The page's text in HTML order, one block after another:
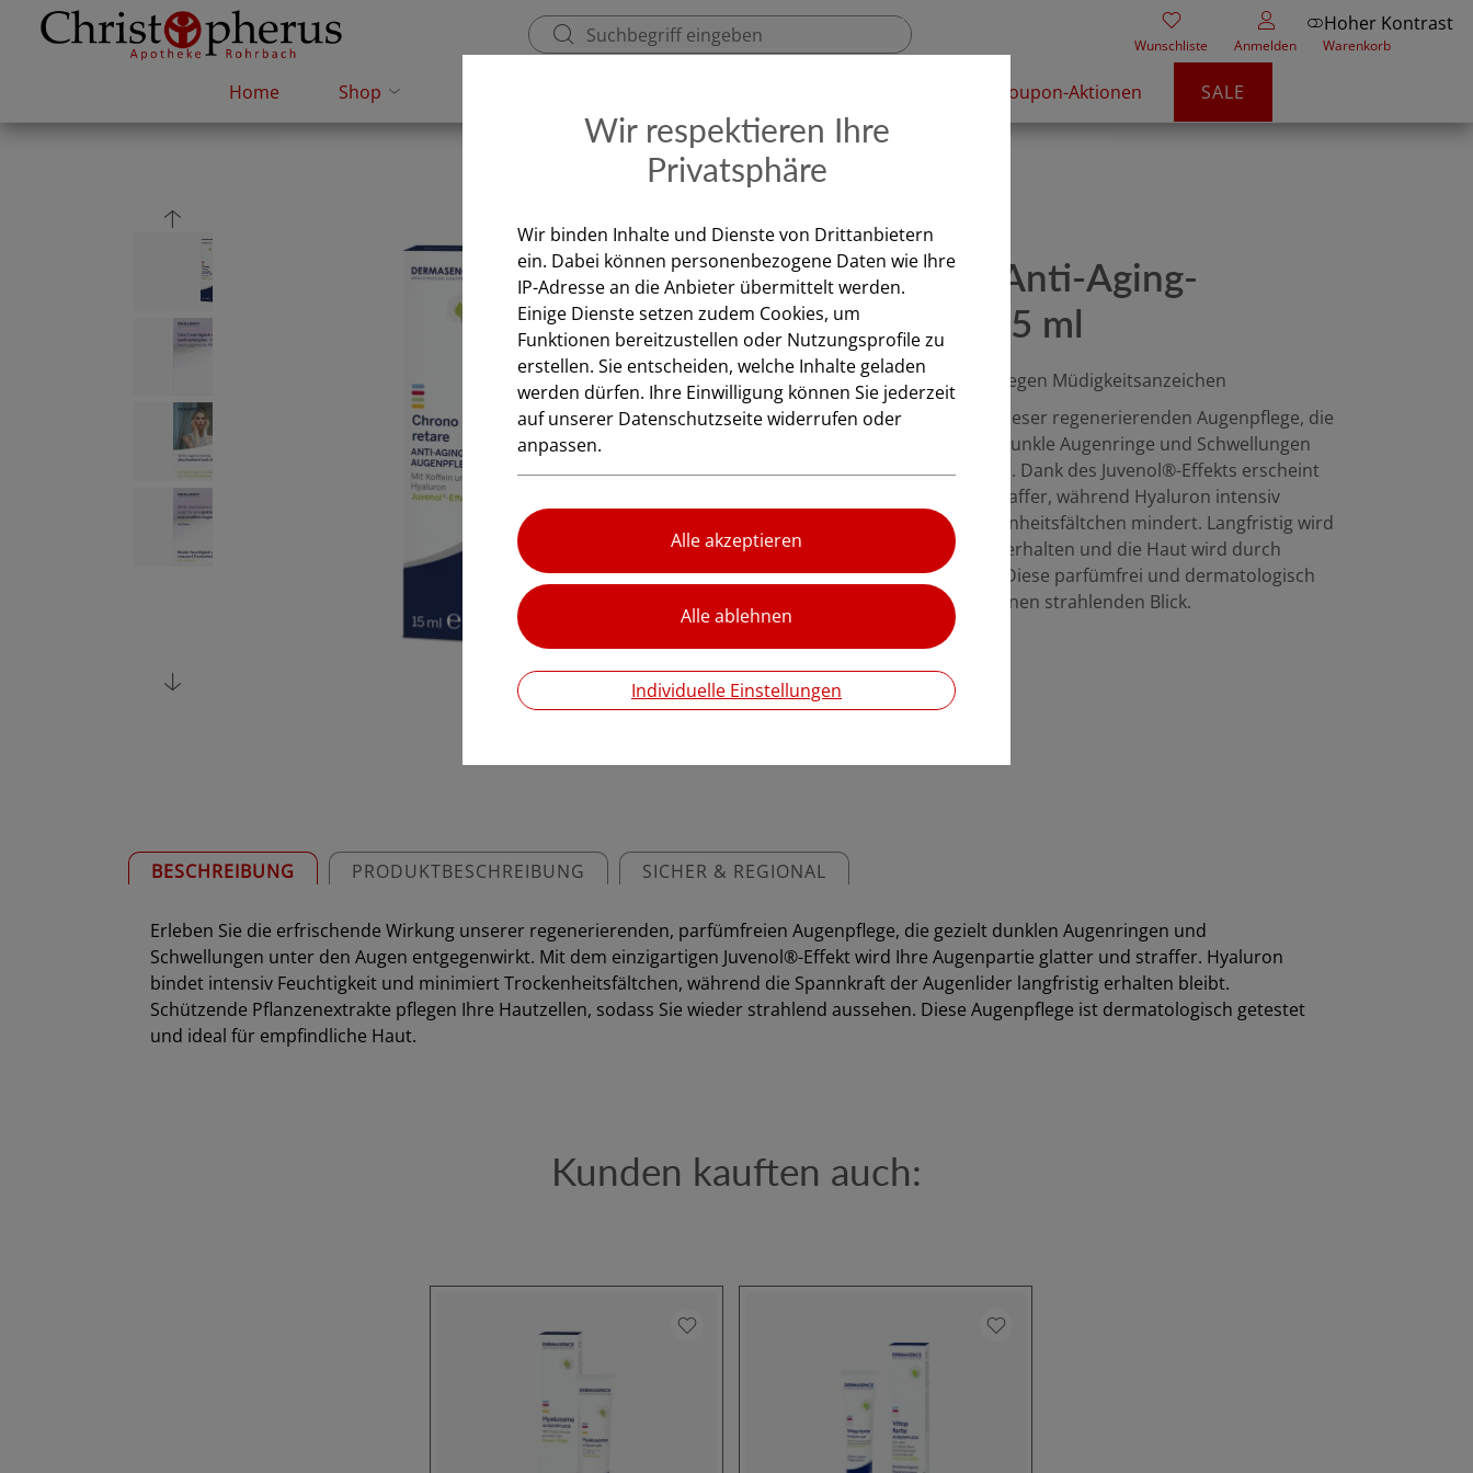
Hoher Kontrast
Wunschliste Anmelden Warenkorb
Home Shop Coupon-Aktionen SALE
Chrono retare Anti-Aging-
Augenpflege, 15 ml
Regenerierende Augenpflege gegen Müdigkeitsanzeichen
Erfrischen Sie Ihre Augen mit dieser regenerierenden Augenpflege, die
speziell entwickelt wurde, um dunkle Augenringe und Schwellungen
unter den Augen zu reduzieren. Dank des Juvenol®-Effekts erscheint
die Augenpartie glatter und straffer, während Hyaluron intensiv
Feuchtigkeit bindet und Trockenheitsfältchen mindert. Langfristig wird
die Spannkraft der Augenlider erhalten und die Haut wird durch
pflanzliche Extrakte geschont. Diese parfümfrei und dermatologisch
getestete Formel ist ideal für einen strahlenden Blick.
€ 186,67/ 100 ml
Preis inkl. MwSt.
BESCHREIBUNG PRODUKTBESCHREIBUNG SICHER & REGIONAL
Erleben Sie die erfrischende Wirkung unserer regenerierenden, parfümfreien Augenpflege, die gezielt dunklen Augenringen und
Schwellungen unter den Augen entgegenwirkt. Mit dem einzigartigen Juvenol®-Effekt wird Ihre Augenpartie glatter und straffer. Hyaluron
bindet intensiv Feuchtigkeit und minimiert Trockenheitsfältchen, während die Spannkraft der Augenlider langfristig erhalten bleibt.
Schützende Pflanzenextrakte pflegen Ihre Hautzellen, sodass Sie wieder strahlend aussehen. Diese Augenpflege ist dermatologisch getestet
und ideal für empfindliche Haut.
Kunden kauften auch:
Wir respektieren Ihre
Privatsphäre
Wir binden Inhalte und Dienste von Drittanbietern
ein. Dabei können personenbezogene Daten wie Ihre
IP-Adresse an die Anbieter übermittelt werden.
Einige Dienste setzen zudem Cookies, um
Funktionen bereitzustellen oder Nutzungsprofile zu
erstellen. Sie entscheiden, welche Inhalte geladen
werden dürfen. Ihre Einwilligung können Sie jederzeit
auf unserer Datenschutzseite widerrufen oder
anpassen.
Individuelle Einstellungen